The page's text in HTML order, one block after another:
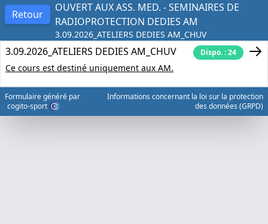
Retour
OUVERT AUX ASS. MED. - SEMINAIRES DE
RADIOPROTECTION DEDIES AM
3.09.2026_ATELIERS DEDIES AM_CHUV
3.09.2026_ATELIERS DEDIES AM_CHUV Dispo. : 24
Ce cours est destiné uniquement aux AM.
Formulaire généré par
cogito-sport
Informations concernant la loi sur la protection
des données (GRPD)